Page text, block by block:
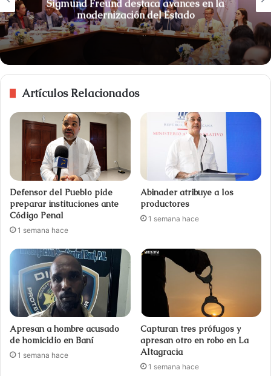
Sigmund Freund destaca avances en la
modernización del Estado
Artículos Relacionados
Defensor del Pueblo pide
preparar instituciones ante
Código Penal
1 semana hace
Abinader atribuye a los
productores
1 semana hace
Apresan a hombre acusado
de homicidio en Baní
1 semana hace
Capturan tres prófugos y
apresan otro en robo en La
Altagracia
1 semana hace